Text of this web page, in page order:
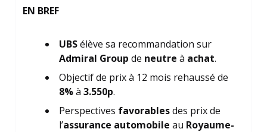
EN BREF
UBSélève sa recommandation sur
Admiral Group de neutre à achat.
Objectif de prix à 12 mois rehaussé de
8%à 3.550p.
Perspectives favorablesdes prix de
l’assurance automobile au Royaume-